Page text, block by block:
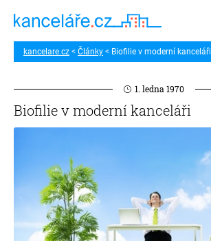
kancelare.cz Články Biofilie v moderní kanceláři
1. ledna 1970
Biofilie v moderní kanceláři